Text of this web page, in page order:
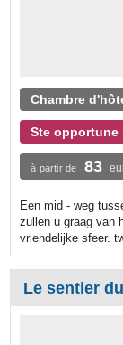
Chambre
Ste opportune
à partir de 83
Een mid - weg
zullen u graag van
vriendelijke sfeer.
Le sentier